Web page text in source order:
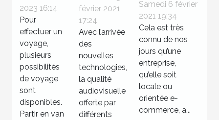
fourgon
aménagé
:
pourquoi
opter
pour
cette
solution ?
2023 16:14
Pour
effectuer un
voyage,
plusieurs
possibilités
de voyage
sont
disponibles.
Partir en van
son 4K ?
février 2021
17:24
Avec l’arrivée
des
nouvelles
technologies,
la qualité
audiovisuelle
offerte par
différents
maintenance
d’un site
Web ?
Samedi 6 février
2021 19:34
Cela est très
connu de nos
jours qu’une
entreprise,
qu’elle soit
locale ou
orientée e-
commerce, a...